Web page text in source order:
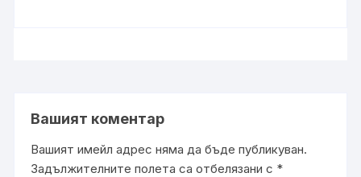
Вашият коментар
Вашият имейл адрес няма да бъде публикуван.
Задължителните полета са отбелязани с *